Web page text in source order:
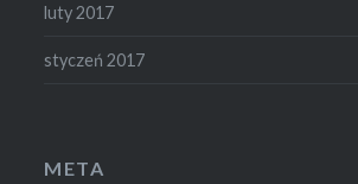
luty 2017
styczeń 2017
META